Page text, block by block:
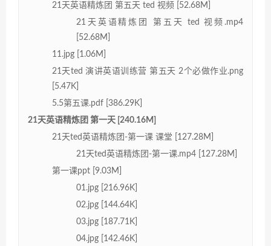
21天英语精炼团 第五天 ted 视频 [52.68M]
21天英语精炼团 第五天 ted 视频.mp4
[52.68M]
11.jpg [1.06M]
21天ted 演讲英语训练营 第五天 2个必做作业.png
[5.47K]
5.5第五课.pdf [386.29K]
21天英语精炼团 第一天 [240.16M]
21天ted英语精炼团-第一课 课堂 [127.28M]
21天ted英语精炼团-第一课.mp4 [127.28M]
第一课ppt [9.03M]
01.jpg [216.96K]
02.jpg [144.64K]
03.jpg [187.71K]
04.jpg [142.46K]